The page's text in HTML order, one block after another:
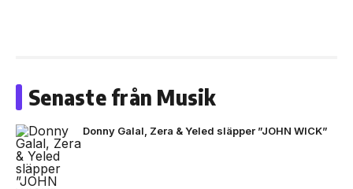
Senaste från Musik
Donny Galal, Zera & Yeled släpper ”JOHN WICK”